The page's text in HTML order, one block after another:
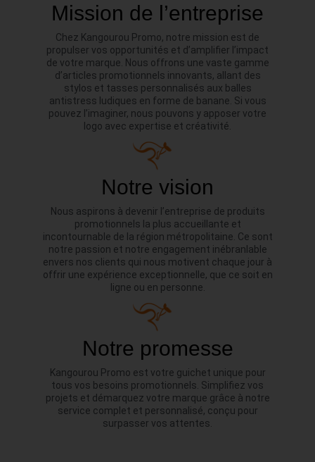
Mission de l’entreprise
Chez Kangourou Promo, notre mission est de
propulser vos opportunités et d’amplifier l’impact
de votre marque. Nous offrons une vaste gamme
d’articles promotionnels innovants, allant des
stylos et tasses personnalisés aux balles
antistress ludiques en forme de banane. Si vous
pouvez l’imaginer, nous pouvons y apposer votre
logo avec expertise et créativité.
Notre vision
Nous aspirons à devenir l’entreprise de produits
promotionnels la plus accueillante et
incontournable de la région métropolitaine. Ce sont
notre passion et notre engagement inébranlable
envers nos clients qui nous motivent chaque jour à
offrir une expérience exceptionnelle, que ce soit en
ligne ou en personne.
Notre promesse
Kangourou Promo est votre guichet unique pour
tous vos besoins promotionnels. Simplifiez vos
projets et démarquez votre marque grâce à notre
service complet et personnalisé, conçu pour
surpasser vos attentes.